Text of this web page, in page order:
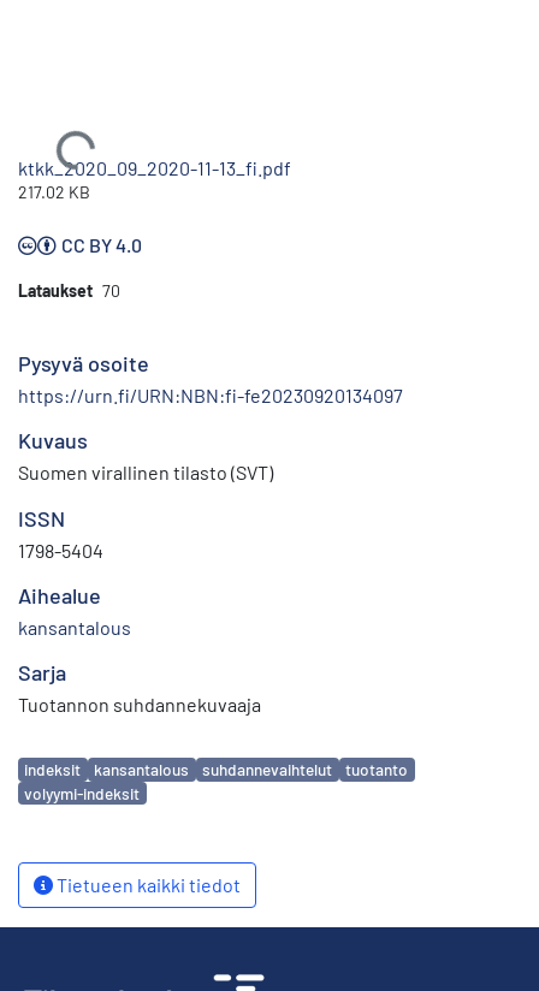
Ladataan...
ktkk_2020_09_2020-11-13_fi.pdf
217.02 KB
CC BY 4.0
Lataukset 70
Pysyvä osoite
https://urn.fi/URN:NBN:fi-fe20230920134097
Kuvaus
Suomen virallinen tilasto (SVT)
ISSN
1798-5404
Aihealue
kansantalous
Sarja
Tuotannon suhdannekuvaaja
Avainsanat
indeksit kansantalous suhdannevaihtelut
tuotanto
volyymi-indeksit
Tietueen kaikki tiedot